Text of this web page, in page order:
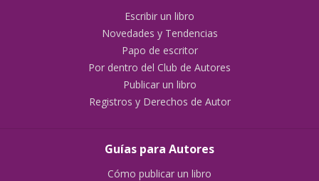
Escribir un libro
Novedades y Tendencias
Papo de escritor
Por dentro del Club de Autores
Publicar un libro
Registros y Derechos de Autor
Guías para Autores
Cómo publicar un libro